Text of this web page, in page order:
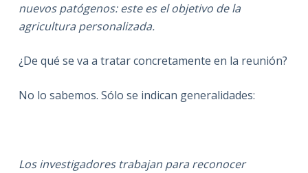
nuevos patógenos: este es el objetivo de la
agricultura personalizada.
¿De qué se va a tratar concretamente en la reunión?
No lo sabemos. Sólo se indican generalidades:
Los investigadores trabajan para reconocer